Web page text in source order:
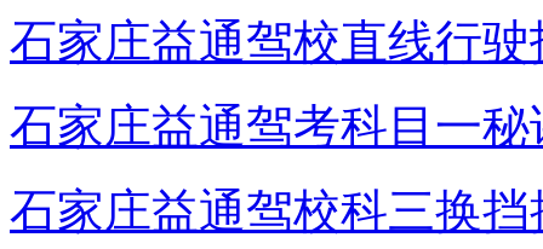
石家庄益通驾校直线行驶
石家庄益通驾考科目一秘
石家庄益通驾校科三换挡